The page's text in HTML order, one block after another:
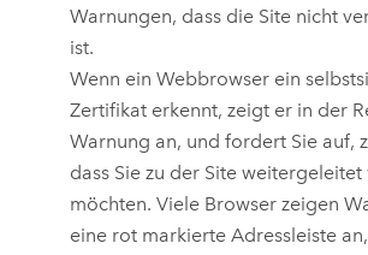
Warnungen, dass die Site nicht
ist.
Wenn ein Webbrowser ein
Zertifikat erkennt, zeigt er in der
Warnung an, und fordert Sie auf,
dass Sie zu der Site weitergeleitet
möchten. Viele Browser zeigen
eine rot markierte Adressleiste